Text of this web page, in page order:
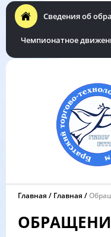
Сведения об
Чемпионатное
Главная Главная